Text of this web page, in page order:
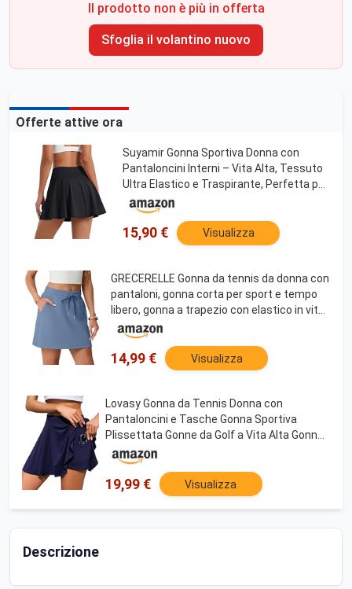
Il prodotto non è più in offerta
Sfoglia il volantino nuovo
Offerte attive ora
Suyamir Gonna Sportiva Donna con
Pantaloncini Interni – Vita Alta, Tessuto
Ultra Elastico e Traspirante, Perfetta per
Tennis, Running e Tempo Libero – Made
in Italy by
15,90 € Visualizza
GRECERELLE Gonna da tennis da donna con
pantaloni, gonna corta per sport e tempo
libero, gonna a trapezio con elastico in vita,
denim blu, M
14,99 € Visualizza
Lovasy Gonna da Tennis Donna con
Pantaloncini e Tasche Gonna Sportiva
Plissettata Gonne da Golf a Vita Alta Gonna
Corta da Corsa per Allenamento Running e
Casual,A-Blu Navy,M
19,99 € Visualizza
Descrizione